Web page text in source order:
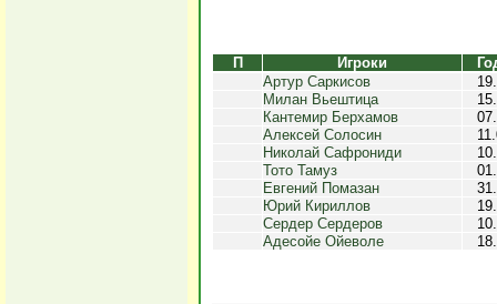
П Игроки
Артур Саркисов
Милан Вьештица
Кантемир Берхамов
Алексей Солосин
Николай Сафрониди
Тото Тамуз
Евгений Помазан
Юрий Кириллов
Сердер Сердеров
Адесойе Ойеволе